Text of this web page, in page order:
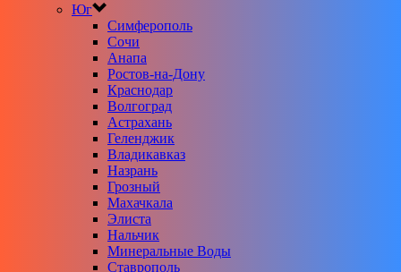
Юг
Симферополь
Сочи
Анапа
Ростов-на-Дону
Краснодар
Волгоград
Астрахань
Геленджик
Владикавказ
Назрань
Грозный
Махачкала
Элиста
Нальчик
Минеральные Воды
Ставрополь